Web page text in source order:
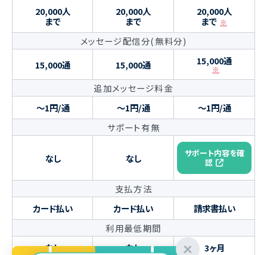
20,000人
まで
20,000人
まで
20,000人
まで ※
メッセージ配信分(無料分)
15,000通
15,000通 15,000通
※
追加メッセージ料金
〜1円/通
〜1円/通
〜1円/通
サポート有無
なし なし
サポート内容を確
認
支払方法
カード払い
カード払い
請求書払い
利用最低期間
なし
なし
3ヶ月